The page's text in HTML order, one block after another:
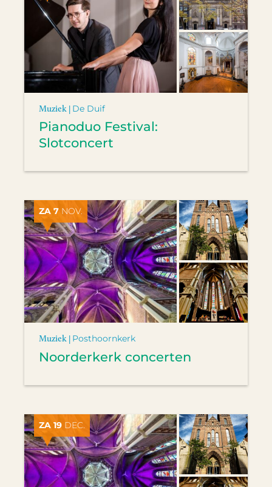
Muziek | De Duif
Pianoduo Festival:
Slotconcert
ZA 7 NOV.
Muziek | Posthoornkerk
Noorderkerk concerten
ZA 19 DEC.